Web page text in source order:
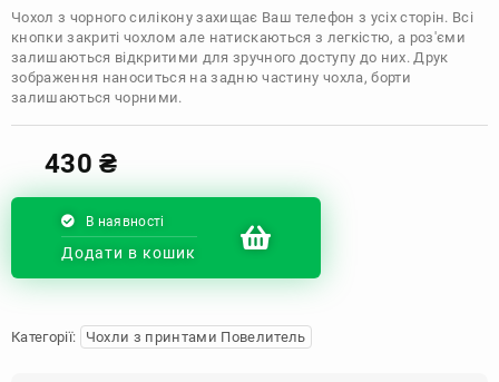
Чохол з чорного силікону захищає Ваш телефон з усіх сторін. Всі
кнопки закриті чохлом але натискаються з легкістю, а роз'єми
залишаються відкритими для зручного доступу до них. Друк
зображення наноситься на задню частину чохла, борти
залишаються чорними.
430₴
В наявності
Додати в кошик
Категорії: Чохли з принтами Повелитель